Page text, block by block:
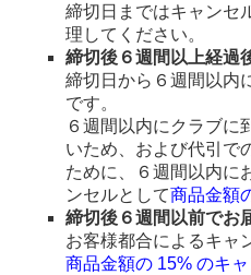
締切日まではキャンセ
理してください。
締切後６週間以上経過
締切日から６週間以内
です。
６週間以内にクラブに
いため、および代引で
ために、６週間以内に
ンセルとして商品金額
締切後６週間以前でお
お客様都合によるキャ
商品金額の 15% のキ